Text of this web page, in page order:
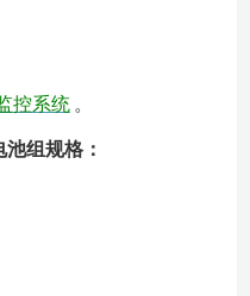
控系统 。
组规格：